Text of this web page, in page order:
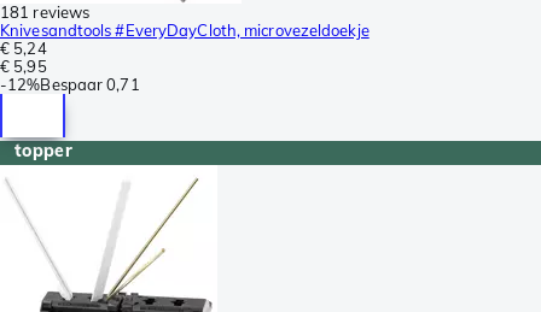
181 reviews
Knivesandtools #EveryDayCloth, microvezeldoekje
€ 5,24
€ 5,95
-12%Bespaar 0,71
topper